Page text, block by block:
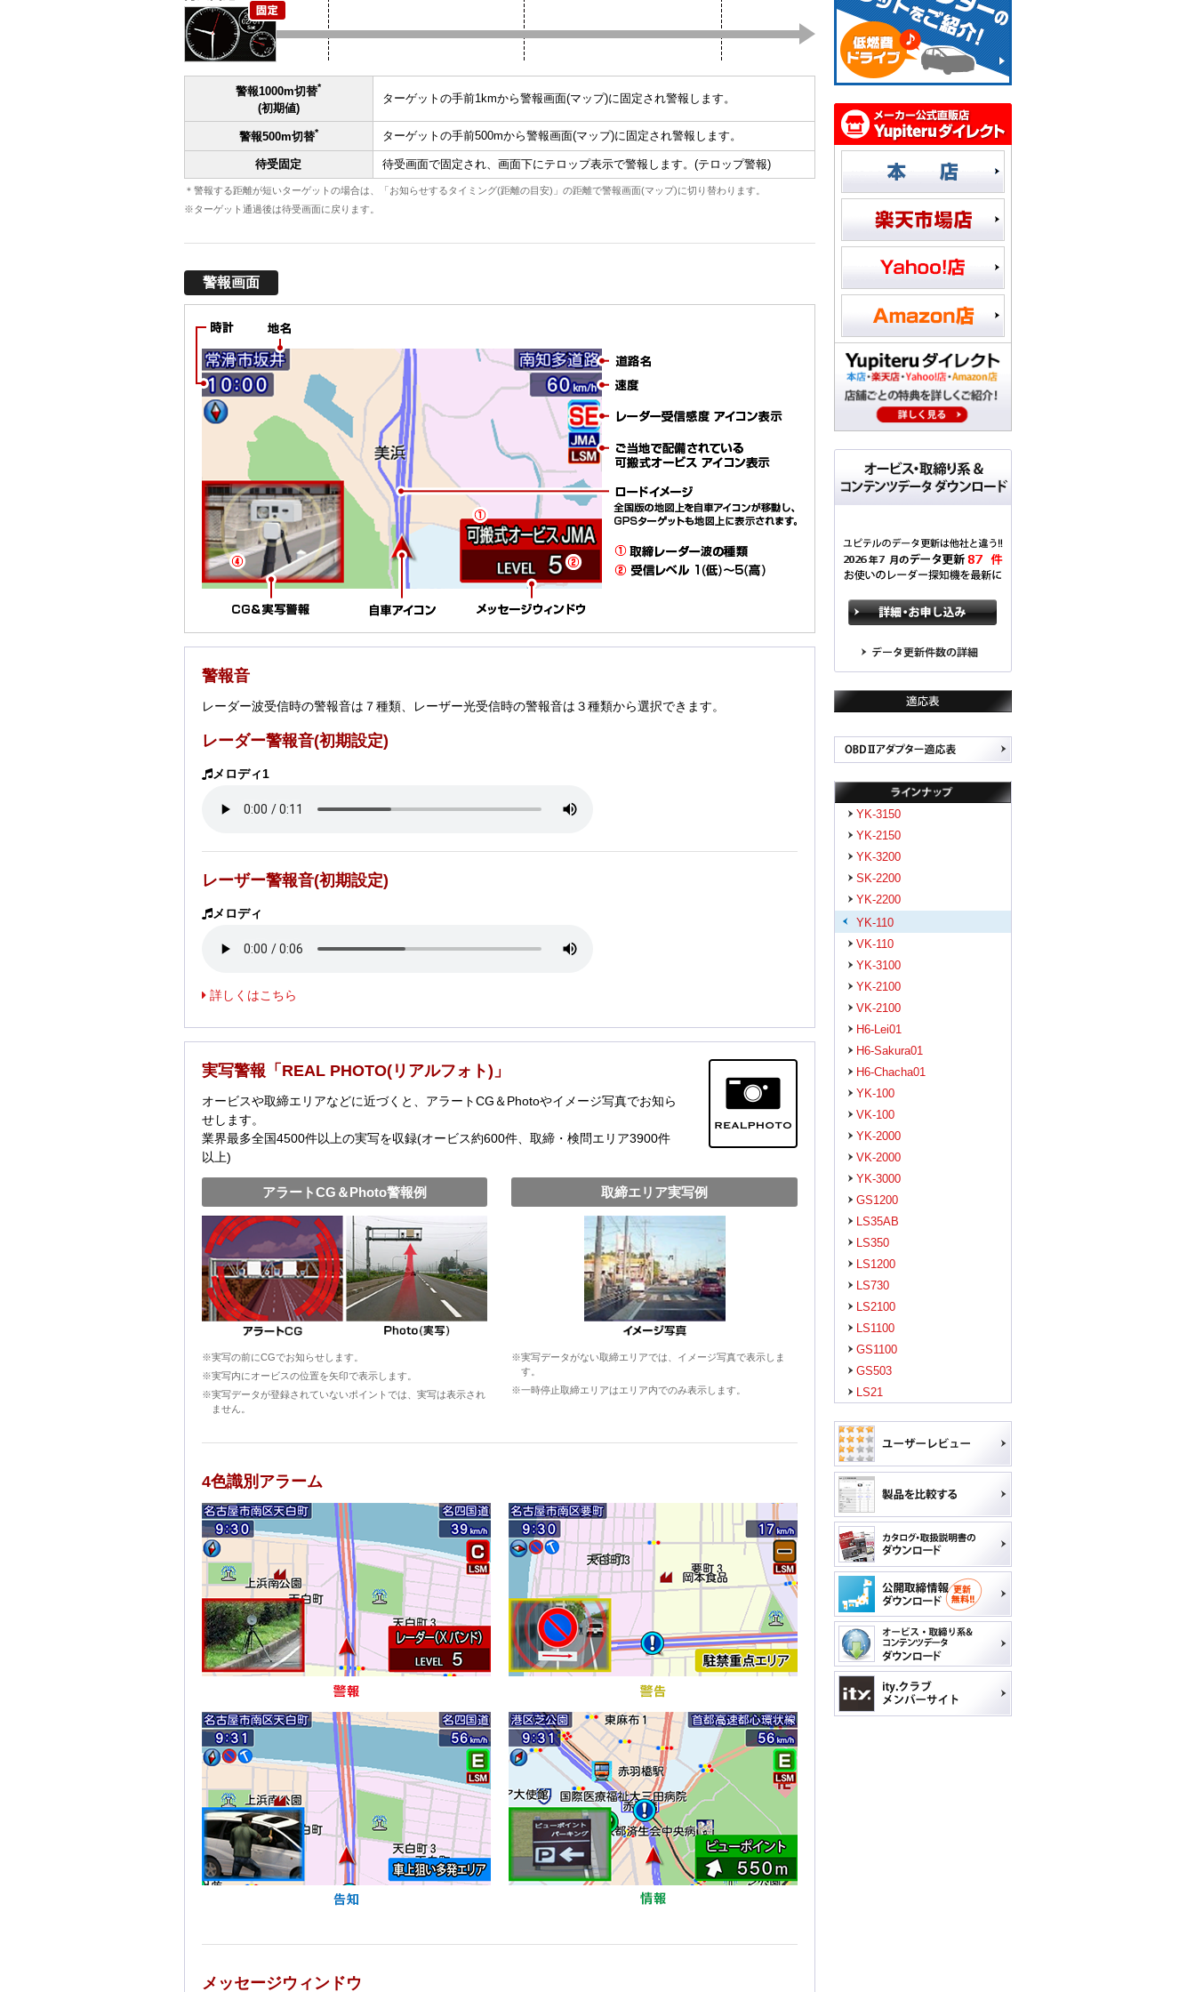
警報1000m切替*
(初期値)
ターゲットの手前1kmから警報画面(マップ)に固定され警報します。
警報500m切替* ターゲットの手前500mから警報画面(マップ)に固定され警報します。
待受固定 待受画面で固定され、画面下にテロップ表示で警報します。(テロップ警報)
＊警報する距離が短いターゲットの場合は、「お知らせするタイミング(距離の目安)」の距離で警報画面(マップ)に切り替わります。
※ターゲット通過後は待受画面に戻ります。
警報画面
警報音
レーダー波受信時の警報音は７種類、レーザー光受信時の警報音は３種類から選択できます。
レーダー警報音(初期設定)
メロディ1
レーザー警報音(初期設定)
メロディ
詳しくはこちら
実写警報「REAL PHOTO(リアルフォト)」
オービスや取締エリアなどに近づくと、アラートCG＆Photoやイメージ写真でお知ら
せします。
業界最多全国4500件以上の実写を収録(オービス約600件、取締・検問エリア3900件
以上)
アラートCG＆Photo警報例
※実写の前にCGでお知らせします。
※実写内にオービスの位置を矢印で表示します。
※実写データが登録されていないポイントでは、実写は表示され
ません。
取締エリア実写例
※実写データがない取締エリアでは、イメージ写真で表示しま
す。
※一時停止取締エリアはエリア内でのみ表示します。
4色識別アラーム
メッセージウィンドウ
YK-3150
YK-2150
YK-3200
SK-2200
YK-2200
YK-110
VK-110
YK-3100
YK-2100
VK-2100
H6-Lei01
H6-Sakura01
H6-Chacha01
YK-100
VK-100
YK-2000
VK-2000
YK-3000
GS1200
LS35AB
LS350
LS1200
LS730
LS2100
LS1100
GS1100
GS503
LS21